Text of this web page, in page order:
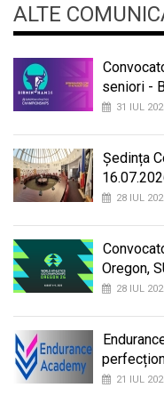
ALTE
seniori -
31 IUL
Ședința
28 IUL
Oregon,
28 IUL
21 IUL